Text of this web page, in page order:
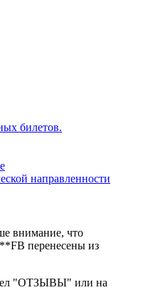
билетов.
направленности
внимание, что
перенесены из
"ОТЗЫВЫ" или на